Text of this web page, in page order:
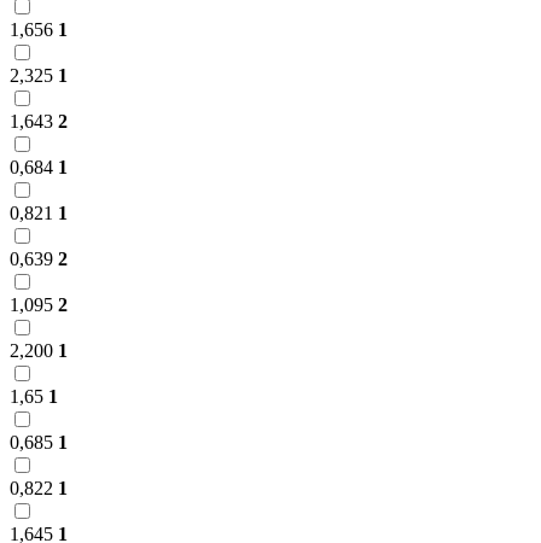
1,656 1
2,325 1
1,643 2
0,684 1
0,821 1
0,639 2
1,095 2
2,200 1
1,65 1
0,685 1
0,822 1
1,645 1